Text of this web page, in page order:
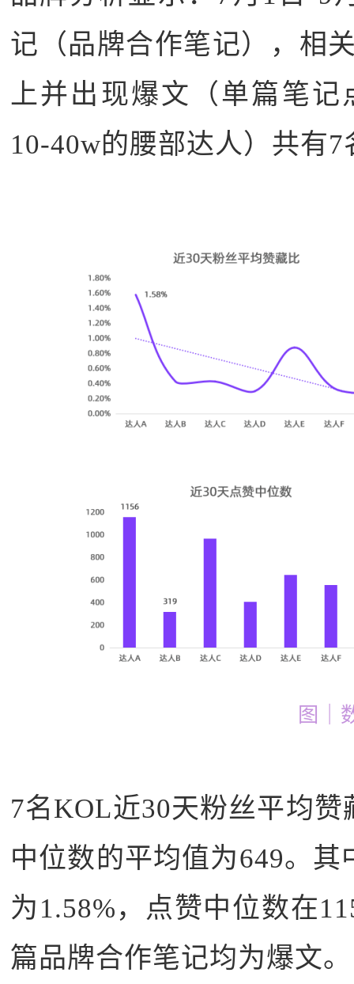
记（品牌合作笔记），相
上并出现爆文（单篇笔记
10-40w的腰部达人）共有7
图｜
7名KOL近30天粉丝平均
中位数的平均值为649。
为1.58%，点赞中位数在
篇品牌合作笔记均为爆文。